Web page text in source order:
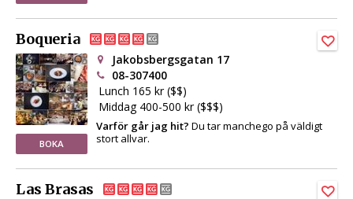
Boqueria
BOKA
Jakobsbergsgatan 17
08-307400
Lunch 165 kr ($$)
Middag 400-500 kr ($$$)
Varför går jag hit? Du tar manchego på väldigt
stort allvar.
Las Brasas